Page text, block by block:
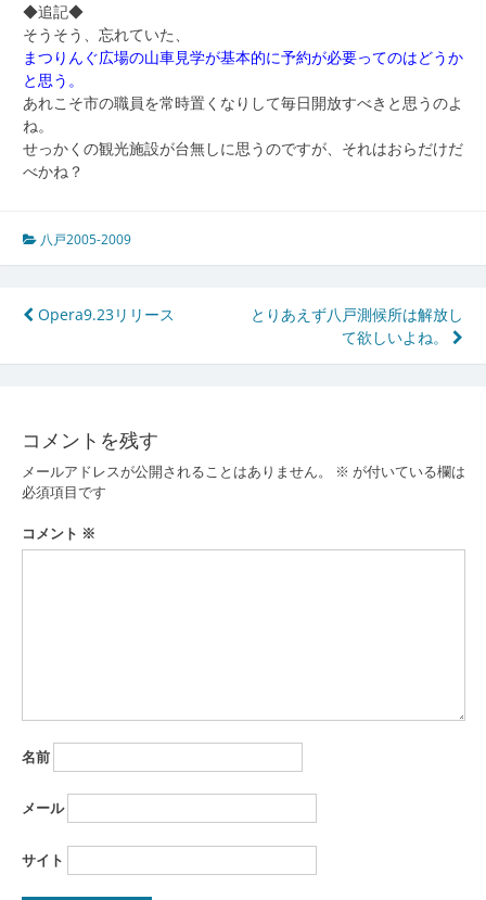
◆追記◆
そうそう、忘れていた、
まつりんぐ広場の山車見学が基本的に予約が必要ってのはどうか
と思う。
あれこそ市の職員を常時置くなりして毎日開放すべきと思うのよ
ね。
せっかくの観光施設が台無しに思うのですが、それはおらだけだ
べかね？
八戸2005-2009
投
稿
ビ
ゲ
ー
シ
Opera9.23リリース
とりあえず八戸測候所は解放し
て欲しいよね。
コメントを残す
メールアドレスが公開されることはありません。 ※ が付いている欄は
必須項目です
コメント ※
名前
メール
サイト